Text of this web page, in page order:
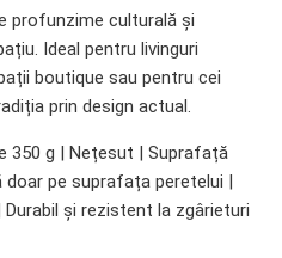
profunzime culturală și
Ideal pentru livinguri
boutique sau pentru cei
prin design actual.
350 g | Nețesut | Suprafață
pe suprafața peretelui |
și rezistent la zgârieturi